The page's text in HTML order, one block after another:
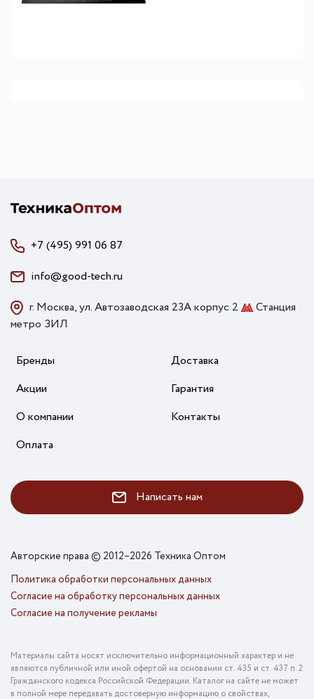
+7 (495) 991 06 87
info@good-tech.ru
г. Москва, ул. Автозаводская 23А корпус 2
Станция
метро ЗИЛ
Бренды
Акции
О компании
Оплата
Доставка
Гарантия
Контакты
Написать нам
Авторские права © 2012–2026 Техника Оптом
Политика обработки персональных данных
Согласие на обработку персональных данных
Согласие на получение рекламы
Материалы сайта носят исключительно информационный характер и не
являются публичной или иной офертой на основании ст. 435 и ст. 437 п. 2
Гражданского кодекса Российской Федерации. Каталог на сайте не может
в полной мере передавать достоверную информацию о свойствах,